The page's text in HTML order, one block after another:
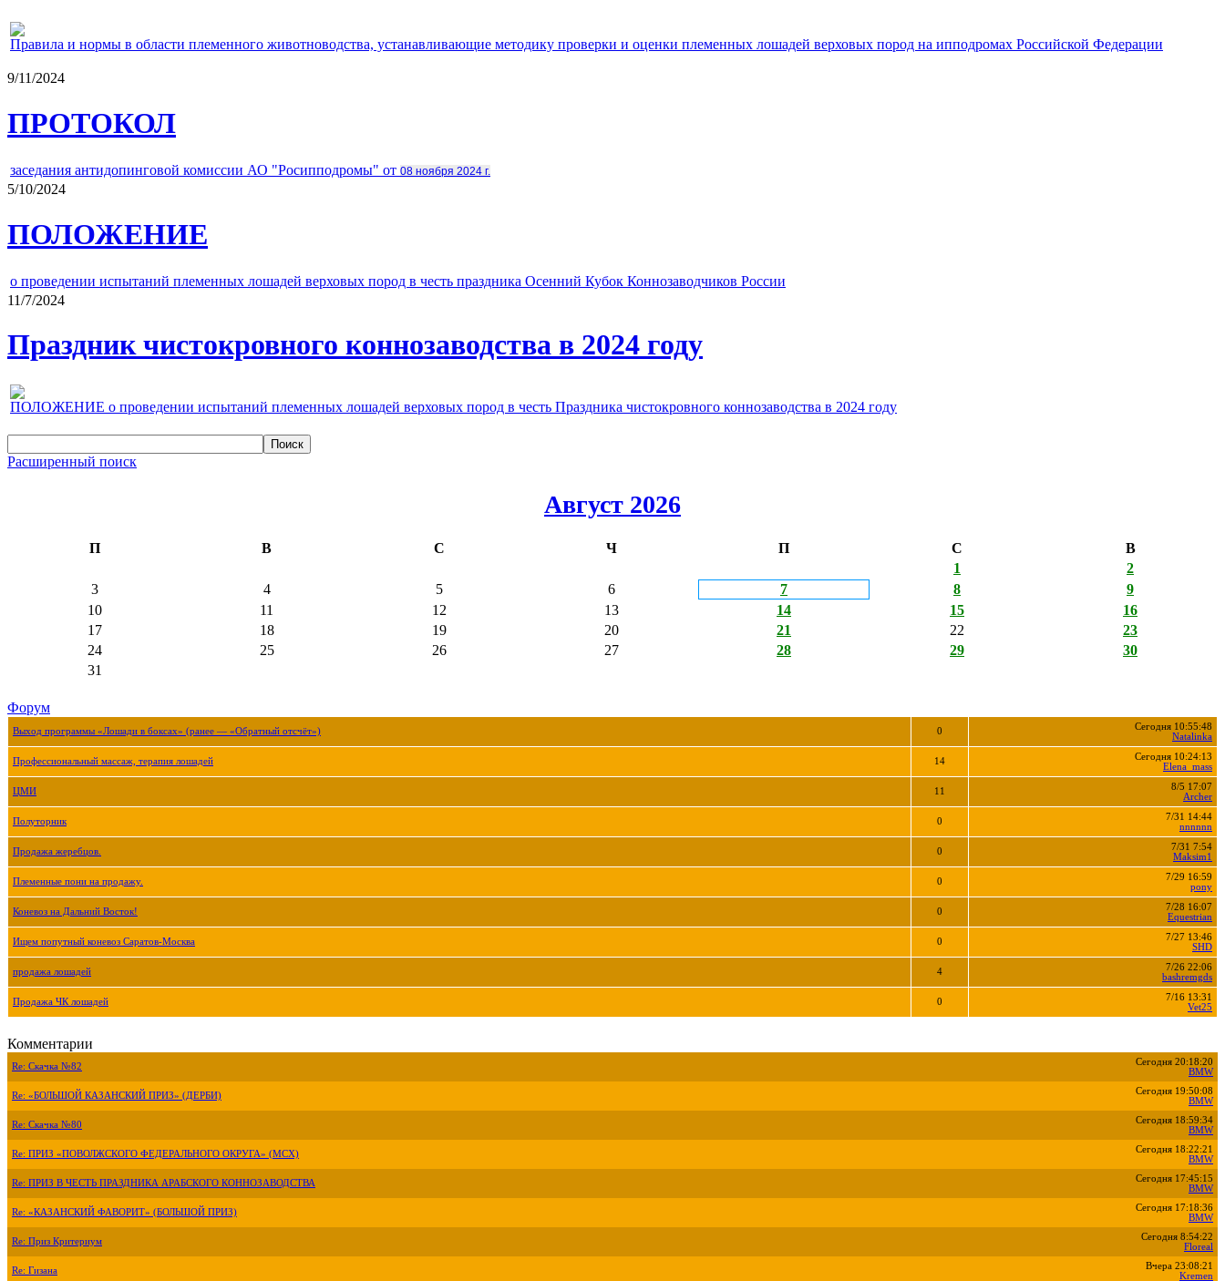
Правила и нормы в области племенного животноводства, устанавливающие методику проверки и оценки племенных лошадей верховых пород на ипподромах Российской Федерации
9/11/2024
ПРОТОКОЛ
заседания антидопинговой комиссии АО "Росипподромы" от 08 ноября 2024 г.
5/10/2024
ПОЛОЖЕНИЕ
о проведении испытаний племенных лошадей верховых пород в честь праздника Осенний Кубок Коннозаводчиков России
11/7/2024
Праздник чистокровного коннозаводства в 2024 году
ПОЛОЖЕНИЕ о проведении испытаний племенных лошадей верховых пород в честь Праздника чистокровного коннозаводства в 2024 году
Расширенный поиск
Август 2026
П В С Ч П С
В
1
2
3
4 5 6 7 8
9
10
11 12 13 14 15
16
17
18 19 20 21 22
23
24
25 26 27 28 29
30
31
Форум
Выход программы «Лошади в боксах» (ранее — «Обратный отсчёт») 0
Сегодня 10:55:48
Natalinka
Профессиональный массаж, терапия лошадей 14
Сегодня 10:24:13
Elena_mass
ЦМИ 11
8/5 17:07
Archer
Полуторник 0
7/31 14:44
nnnnnn
Продажа жеребцов. 0
7/31 7:54
Maksim1
Племенные пони на продажу. 0
7/29 16:59
pony
Коневоз на Дальний Восток! 0
7/28 16:07
Equestrian
Ищем попутный коневоз Саратов-Москва 0
7/27 13:46
SHD
продажа лошадей 4
7/26 22:06
bashremgds
Продажа ЧК лошадей 0
7/16 13:31
Vet25
Комментарии
Re: Скачка №82
Сегодня 20:18:20
BMW
Re: «БОЛЬШОЙ КАЗАНСКИЙ ПРИЗ» (ДЕРБИ)
Сегодня 19:50:08
BMW
Re: Скачка №80
Сегодня 18:59:34
BMW
Re: ПРИЗ «ПОВОЛЖСКОГО ФЕДЕРАЛЬНОГО ОКРУГА» (МСХ)
Сегодня 18:22:21
BMW
Re: ПРИЗ В ЧЕСТЬ ПРАЗДНИКА АРАБСКОГО КОННОЗАВОДСТВА
Сегодня 17:45:15
BMW
Re: «КАЗАНСКИЙ ФАВОРИТ» (БОЛЬШОЙ ПРИЗ)
Сегодня 17:18:36
BMW
Re: Приз Критериум
Сегодня 8:54:22
Floreal
Re: Гизана
Вчера 23:08:21
Kremen